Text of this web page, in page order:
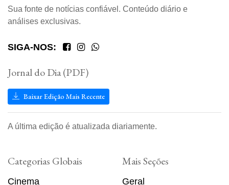
Sua fonte de notícias confiável. Conteúdo diário e
análises exclusivas.
SIGA-NOS:
Jornal do Dia (PDF)
Baixar Edição Mais Recente
A última edição é atualizada diariamente.
Categorias Globais
Cinema
Mais Seções
Geral